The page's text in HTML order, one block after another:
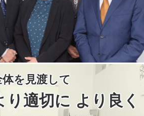
体を見渡して
適切に より良く